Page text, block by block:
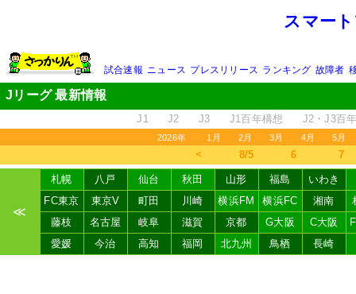
スマー
試合速報 ニュース プレスリリース ランキング 故障者
Jリーグ 最新情報
J1 J2 J3 J1百年構想 J2・J3百
2026年 1月 2月 3月 4月 5月
＜ 8/5 6 7
≪
札幌 八戸 仙台 秋田 山形 福島
いわき
FC東京
東京V 町田 川崎 横浜FM 横浜FC 湘南
藤枝
名古屋 岐阜 滋賀 京都 G大阪 C大阪
愛媛
今治 高知 福岡 北九州 鳥栖 長崎